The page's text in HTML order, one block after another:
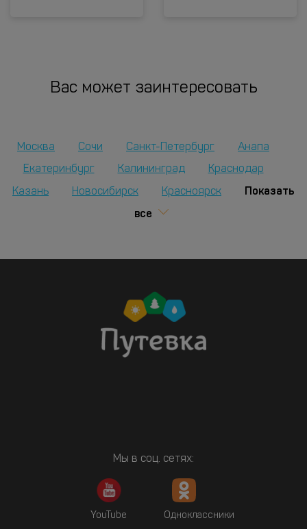
Вас может заинтересовать
Москва Сочи Санкт-Петербург
Анапа
Екатеринбург
Калининград Краснодар
Казань Новосибирск Красноярск
Показать
все
Мы в соц. сетях:
YouTube Одноклассники